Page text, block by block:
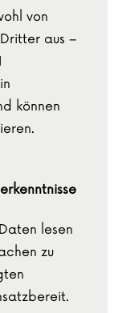
von
aus –
können
lesen
zu